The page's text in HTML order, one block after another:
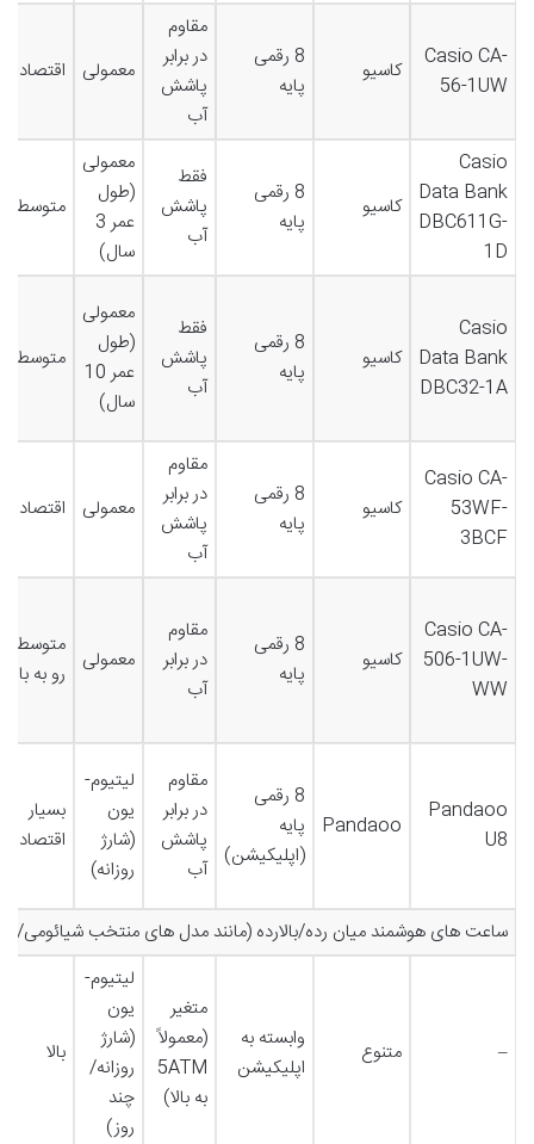
Casio CA-
56-1UW
کاسیو
8 رقمی
پایه
مقاوم
در برابر
پاشش
آب
معمولی اقتصادی
Casio
Data Bank
DBC611G-
1D
کاسیو
8 رقمی
پایه
فقط
پاشش
آب
معمولی
(طول
عمر 3
سال)
متوسط
Casio
Data Bank
DBC32-1A
کاسیو
8 رقمی
پایه
فقط
پاشش
آب
معمولی
(طول
عمر 10
سال)
متوسط
Casio CA-
53WF-
3BCF
کاسیو
8 رقمی
پایه
مقاوم
در برابر
پاشش
آب
معمولی اقتصادی
Casio CA-
506-1UW-
WW
کاسیو
8 رقمی
پایه
مقاوم
در برابر
آب
معمولی
متوسط
رو به بالا
Pandaoo
U8
Pandaoo
8 رقمی
پایه
(اپلیکیشن)
مقاوم
در برابر
پاشش
آب
لیتیوم-
یون
(شارژ
روزانه)
بسیار
اقتصادی
ساعت های هوشمند میان رده/بالارده (مانند مدل های منتخب شیائومی/
– متنوع
وابسته به
اپلیکیشن
متغیر
(معمولاً
5ATM
به بالا)
لیتیوم-
یون
(شارژ
روزانه/
چند
روز)
بالا